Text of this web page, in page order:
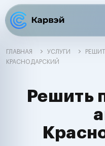
ГЛАВНАЯ УСЛУГИ
КРАСНОДАРСКИЙ
Решить